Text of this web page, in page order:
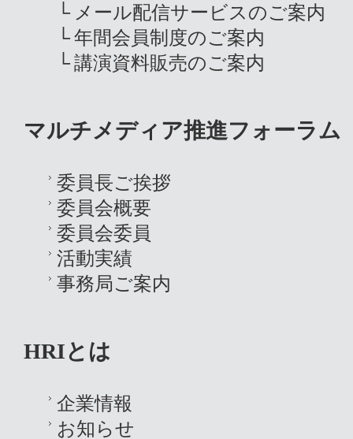
メール配信サービスのご案内
年間会員制度のご案内
講演資料販売のご案内
マルチメディア推進フォーラム
委員長ご挨拶
委員会概要
委員会委員
活動実績
事務局ご案内
HRIとは
企業情報
お知らせ